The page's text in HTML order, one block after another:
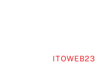
ITOWEB23